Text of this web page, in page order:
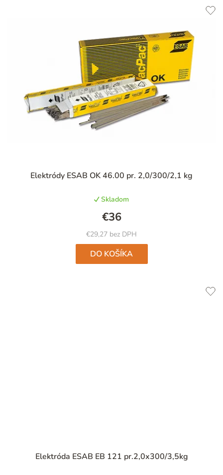
Elektródy ESAB OK 46.00 pr. 2,0/300/2,1 kg
Skladom
€29,27 bez DPH
€36
DO KOŠÍKA
Elektróda ESAB EB 121 pr.2,0x300/3,5kg
hodnotenie